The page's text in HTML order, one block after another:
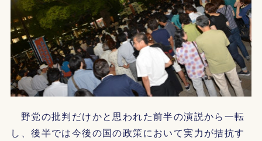
野党の批判だけかと思われた前半の演説から一転
し、後半では今後の国の政策において実力が拮抗す